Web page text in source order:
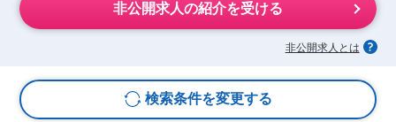
非公開求人の紹介を受ける
非公開求人とは
検索条件を変更する